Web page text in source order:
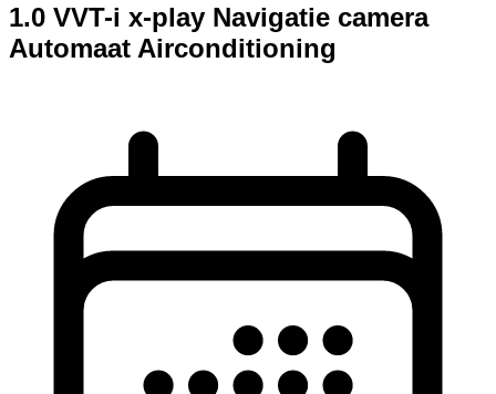
1.0 VVT-i x-play Navigatie camera
Automaat Airconditioning